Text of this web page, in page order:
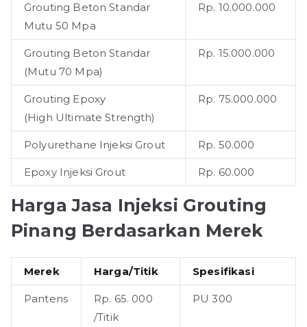
Grouting Beton Standar
Mutu 50 Mpa
Rp. 10.000.000
Grouting Beton Standar
(Mutu 70 Mpa)
Rp. 15.000.000
Grouting Epoxy
(High Ultimate Strength)
Rp. 75.000.000
Polyurethane Injeksi Grout Rp. 50.000
Epoxy Injeksi Grout Rp. 60.000
Harga Jasa Injeksi Grouting
Pinang Berdasarkan Merek
Merek Harga/Titik Spesifikasi
Pantens
Rp. 65. 000
/Titik
PU 300